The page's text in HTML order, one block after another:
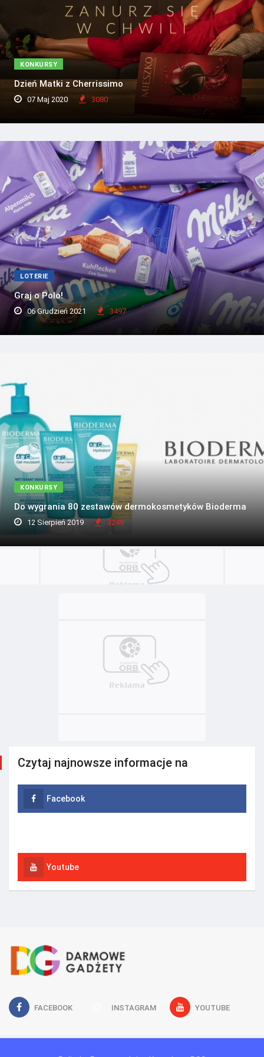
KONKURSY
Dzień Matki z Cherrissimo
07 Maj 2020 3080
LOTERIE
Graj o Polo!
06 Grudzień 2021 3497
KONKURSY
Do wygrania 80 zestawów dermokosmetyków Bioderma
12 Sierpień 2019 3249
Czytaj najnowsze informacje na
Facebook
Youtube
FACEBOOK INSTAGRAM YOUTUBE